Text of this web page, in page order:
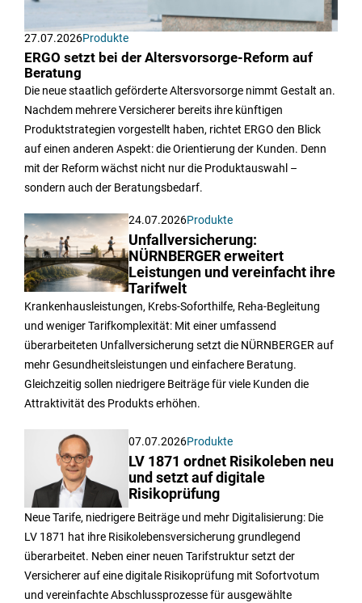
27.07.2026Produkte
ERGO setzt bei der Altersvorsorge-Reform auf
Beratung
Die neue staatlich geförderte Altersvorsorge nimmt Gestalt an.
Nachdem mehrere Versicherer bereits ihre künftigen
Produktstrategien vorgestellt haben, richtet ERGO den Blick
auf einen anderen Aspekt: die Orientierung der Kunden. Denn
mit der Reform wächst nicht nur die Produktauswahl –
sondern auch der Beratungsbedarf.
24.07.2026Produkte
Unfallversicherung:
NÜRNBERGER erweitert
Leistungen und vereinfacht ihre
Tarifwelt
Krankenhausleistungen, Krebs-Soforthilfe, Reha-Begleitung
und weniger Tarifkomplexität: Mit einer umfassend
überarbeiteten Unfallversicherung setzt die NÜRNBERGER auf
mehr Gesundheitsleistungen und einfachere Beratung.
Gleichzeitig sollen niedrigere Beiträge für viele Kunden die
Attraktivität des Produkts erhöhen.
07.07.2026Produkte
LV 1871 ordnet Risikoleben neu
und setzt auf digitale
Risikoprüfung
Neue Tarife, niedrigere Beiträge und mehr Digitalisierung: Die
LV 1871 hat ihre Risikolebensversicherung grundlegend
überarbeitet. Neben einer neuen Tarifstruktur setzt der
Versicherer auf eine digitale Risikoprüfung mit Sofortvotum
und vereinfachte Abschlussprozesse für ausgewählte